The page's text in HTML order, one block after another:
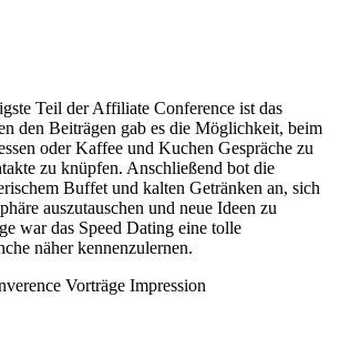
Teil der Affiliate Conference ist das
den Beiträgen gab es die Möglichkeit, beim
oder Kaffee und Kuchen Gespräche zu
zu knüpfen. Anschließend bot die
Buffet und kalten Getränken an, sich
auszutauschen und neue Ideen zu
war das Speed Dating eine tolle
näher kennenzulernen.